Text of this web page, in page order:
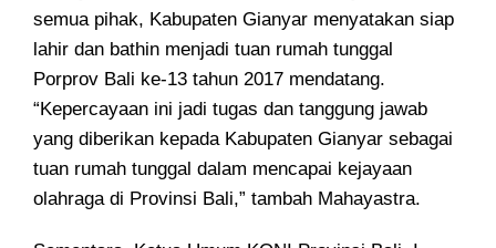
semua pihak, Kabupaten Gianyar menyatakan siap
lahir dan bathin menjadi tuan rumah tunggal
Porprov Bali ke-13 tahun 2017 mendatang.
“Kepercayaan ini jadi tugas dan tanggung jawab
yang diberikan kepada Kabupaten Gianyar sebagai
tuan rumah tunggal dalam mencapai kejayaan
olahraga di Provinsi Bali,” tambah Mahayastra.